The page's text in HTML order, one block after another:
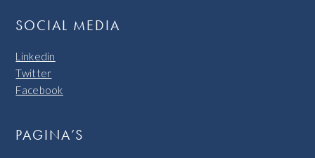
SOCIAL MEDIA
Linkedin
Twitter
Facebook
PAGINA’S